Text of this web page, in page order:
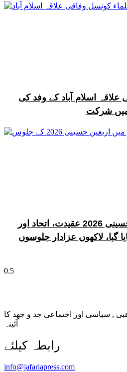
اسلام آباد کے وفد کی
شرکت
پاکستان بھر میں اربعین حسینی 2026 عقیدت، اتحاد اور
گیا، لاکھوں عزادار جلوسوں
, سیاسی اور اجتماعی جد و جهد کا
آئینہ
info@jafariapress.com​